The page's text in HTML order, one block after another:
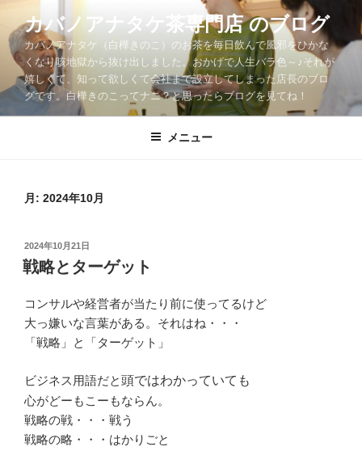
テ
ツ
カバノアナタケ茶専門店 のブログ
カバノアナタケ（白樺きのこ）のお茶を毎日飲んで風邪をひかな
くなり咳地獄から抜け出しました。おかげで人生バラ色～♪それが
嬉しくて、知って欲しくて会社まで設立してしまった店長のブロ
グです。白樺きのこってナニ？と思ったらブログを見てね！
メニュー
月: 2024年10月
投
稿
日:
2024年10月21日
戦略とターゲット
コンサルや経営者が当たり前に使ってるけど
大っ嫌いな言葉がある。それはね・・・
「戦略」と「ターゲット」
ビジネス用語だと頭ではわかっていても
心がどーもこーもならん。
戦略の戦・・・戦う
戦略の略・・・はかりごと